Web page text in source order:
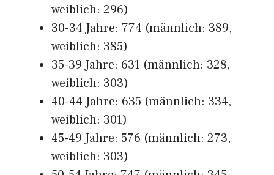
weiblich: 296)
30-34 Jahre: 774 (männlich: 389,
weiblich: 385)
35-39 Jahre: 631 (männlich: 328,
weiblich: 303)
40-44 Jahre: 635 (männlich: 334,
weiblich: 301)
45-49 Jahre: 576 (männlich: 273,
weiblich: 303)